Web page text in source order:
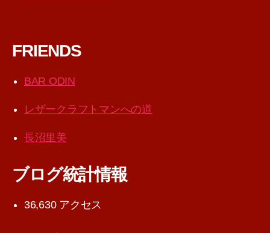
FRIENDS
BAR ODIN
レザークラフトマンへの道
長沼里美
ブログ統計情報
36,630 アクセス